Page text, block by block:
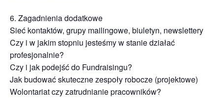
6. Zagadnienia dodatkowe
Sieć kontaktów, grupy mailingowe, biuletyn, newslettery
Czy i w jakim stopniu jesteśmy w stanie działać
profesjonalnie?
Czy i jak podejść do Fundraisingu?
Jak budować skuteczne zespoły robocze (projektowe)
Wolontariat czy zatrudnianie pracowników?